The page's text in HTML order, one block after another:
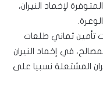
لإخماد النيران،
تأمين ثماني طلعات
في إخماد النيران
المشتعلة نسبيا على